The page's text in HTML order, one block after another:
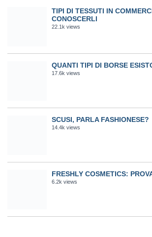
TIPI DI TESSUTI IN
CONOSCERLI
22.1k views
QUANTI TIPI DI BORSE
17.6k views
SCUSI, PARLA FASHIONESE?
14.4k views
FRESHLY COSMETICS:
6.2k views